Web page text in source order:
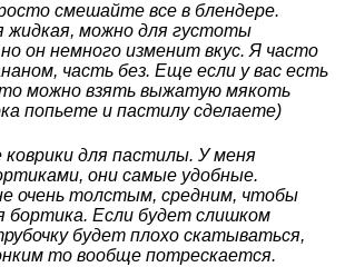
смешайте все в блендере.
жидкая, можно для густоты
он немного изменит вкус. Я часто
часть без. Еще если у вас есть
можно взять выжатую мякоть
попьете и пастилу сделаете)
для пастилы. У меня
они самые удобные.
очень толстым, средним, чтобы
бортика. Если будет слишком
будет плохо скатываться,
то вообще потрескается.